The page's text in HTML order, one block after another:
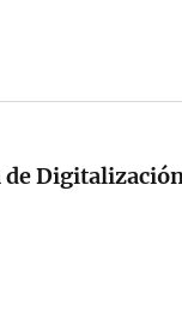
de